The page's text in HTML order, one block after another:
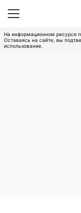
На информационном ресурсе
Оставаясь на сайте, вы
использование.